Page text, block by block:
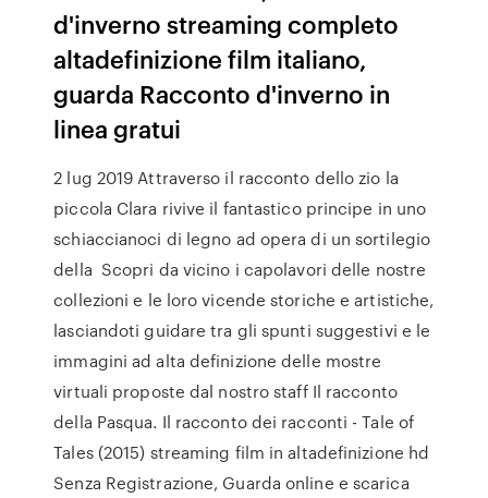
d'inverno streaming completo
altadefinizione film italiano,
guarda Racconto d'inverno in
linea gratui
2 lug 2019 Attraverso il racconto dello zio la
piccola Clara rivive il fantastico principe in uno
schiaccianoci di legno ad opera di un sortilegio
della Scopri da vicino i capolavori delle nostre
collezioni e le loro vicende storiche e artistiche,
lasciandoti guidare tra gli spunti suggestivi e le
immagini ad alta definizione delle mostre
virtuali proposte dal nostro staff Il racconto
della Pasqua. Il racconto dei racconti - Tale of
Tales (2015) streaming film in altadefinizione hd
Senza Registrazione, Guarda online e scarica